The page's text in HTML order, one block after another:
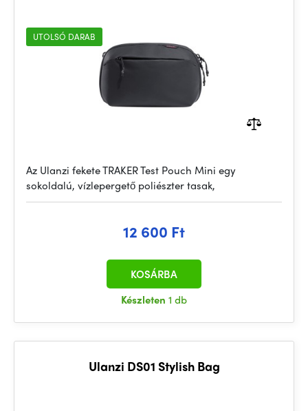
UTOLSÓ DARAB
Az Ulanzi fekete TRAKER Test Pouch Mini egy
sokoldalú, vízlepergető poliészter tasak,
12 600 Ft
Készleten 1 db
KOSÁRBA
Ulanzi DS01 Stylish Bag